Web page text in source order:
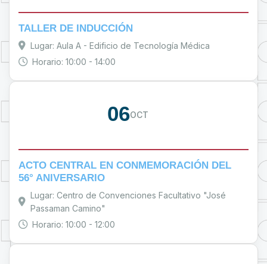
TALLER DE INDUCCIÓN
Lugar: Aula A - Edificio de Tecnología Médica
Horario: 10:00 - 14:00
06OCT
ACTO CENTRAL EN CONMEMORACIÓN DEL
56° ANIVERSARIO
Lugar: Centro de Convenciones Facultativo "José
Passaman Camino"
Horario: 10:00 - 12:00